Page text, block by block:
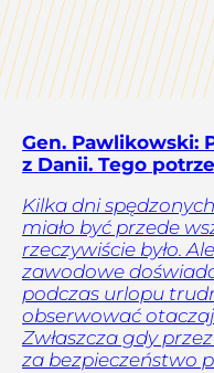
Gen. Pawlikowski:
z Danii. Tego
Kilka dni
miało być przede
rzeczywiście było.
zawodowe
podczas urlopu
obserwować
Zwłaszcza gdy
za bezpieczeństwo